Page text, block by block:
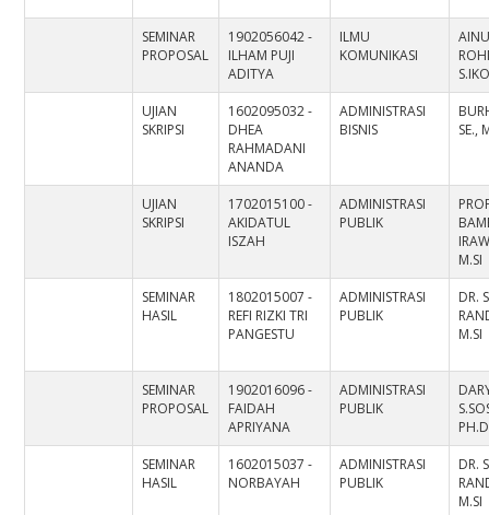
SEMINAR
PROPOSAL
1902056042 -
ILHAM PUJI
ADITYA
ILMU
KOMUNIKASI
UJIAN
SKRIPSI
1602095032 -
DHEA
RAHMADANI
ANANDA
ADMINISTRASI
BISNIS
SE.,
UJIAN
SKRIPSI
1702015100 -
AKIDATUL
ISZAH
ADMINISTRASI
PUBLIK
M.SI
SEMINAR
HASIL
1802015007 -
REFI RIZKI TRI
PANGESTU
ADMINISTRASI
PUBLIK
DR.
M.SI
SEMINAR
PROPOSAL
1902016096 -
FAIDAH
APRIYANA
ADMINISTRASI
PUBLIK
PH.D
SEMINAR
HASIL
1602015037 -
NORBAYAH
ADMINISTRASI
PUBLIK
DR.
M.SI